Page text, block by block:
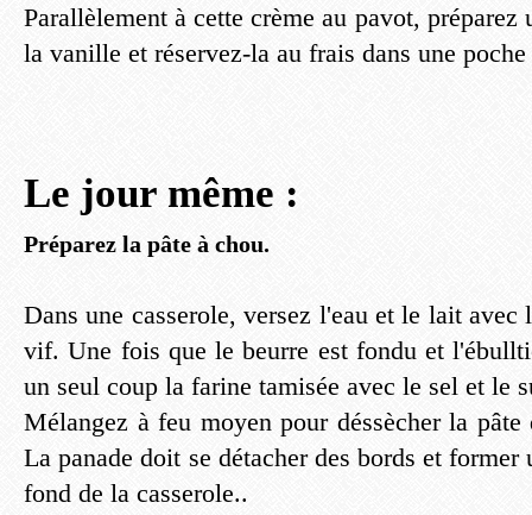
Parallèlement à cette crème au pavot, préparez
la vanille et réservez-la au frais dans une
Le jour même :
Préparez la pâte à chou.
Dans une casserole, versez l'eau et le lait avec
vif. Une fois que le beurre est fondu et
un seul coup la farine tamisée avec le sel et le
Mélangez à feu moyen pour déssècher la
La panade doit se détacher des bords et
fond de la casserole..